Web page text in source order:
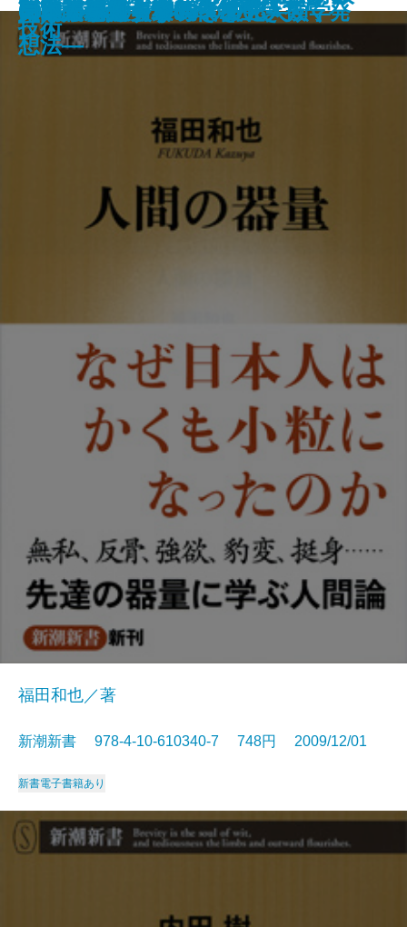
日本の食欲、世界で第何位？
体の謎を解く―
ロジー教室―
民主党代議士の作られ方
ークからJポップまで―
激震―
テレビ局の裏側
死んだ英霊たち―
戦後落語史
一日一名言―歴史との対話365―
人間の器量
福田和也／著
新潮新書 978-4-10-610340-7 748円 2009/12/01
新書電子書籍あり
日本辺境論
グルメの嘘
60歳からの青春18きっぷ
技術
になる―大失業時代を生き抜く発
想法―
日本語教のすすめ
ギャルとギャル男の文化人類学
同い年事典―1900～2008―
日本人が知らない幸福